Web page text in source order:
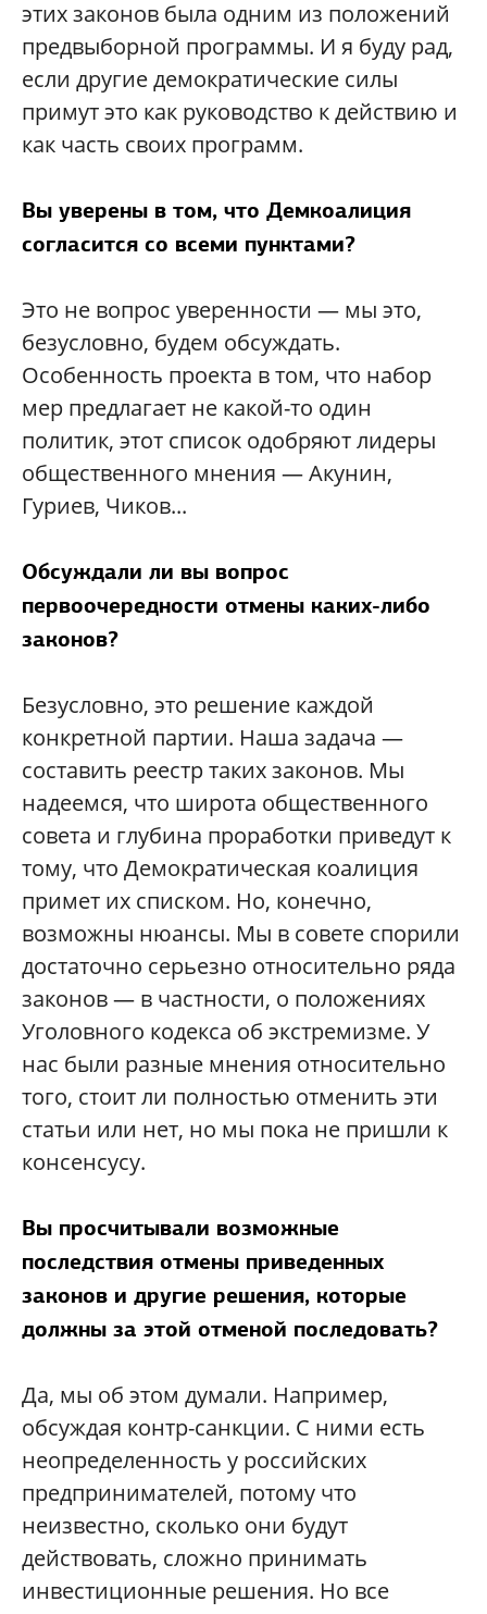
этих законов была одним из положений
предвыборной программы. И я буду рад,
если другие демократические силы
примут это как руководство к действию и
как часть своих программ.
Вы уверены в том, что Демкоалиция
согласится со всеми пунктами?
Это не вопрос уверенности — мы это,
безусловно, будем обсуждать.
Особенность проекта в том, что набор
мер предлагает не какой-то один
политик, этот список одобряют лидеры
общественного мнения — Акунин,
Гуриев, Чиков...
Обсуждали ли вы вопрос
первоочередности отмены каких-либо
законов?
Безусловно, это решение каждой
конкретной партии. Наша задача —
составить реестр таких законов. Мы
надеемся, что широта общественного
совета и глубина проработки приведут к
тому, что Демократическая коалиция
примет их списком. Но, конечно,
возможны нюансы. Мы в совете спорили
достаточно серьезно относительно ряда
законов — в частности, о положениях
Уголовного кодекса об экстремизме. У
нас были разные мнения относительно
того, стоит ли полностью отменить эти
статьи или нет, но мы пока не пришли к
консенсусу.
Вы просчитывали возможные
последствия отмены приведенных
законов и другие решения, которые
должны за этой отменой последовать?
Да, мы об этом думали. Например,
обсуждая контр-санкции. С ними есть
неопределенность у российских
предпринимателей, потому что
неизвестно, сколько они будут
действовать, сложно принимать
инвестиционные решения. Но все